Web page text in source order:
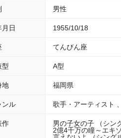
男性
月日 1955/10/18
てんびん座
型 A型
地 福岡県
ンル 歌手・アーティスト
作
男の子女の子 （シン
2億4千万の瞳～エキ